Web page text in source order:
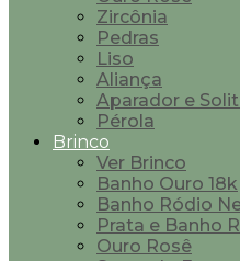
Zircônia
Pedras
Liso
Aliança
Aparador e
Pérola
Brinco
Ver Brinco
Banho Ouro 18k
Banho Ródio
Prata e Banho
Ouro Rosê